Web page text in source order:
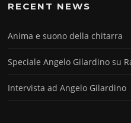
RECENT NEWS
Anima e suono della chitarra
Speciale Angelo Gilardino su
Intervista ad Angelo Gilardino